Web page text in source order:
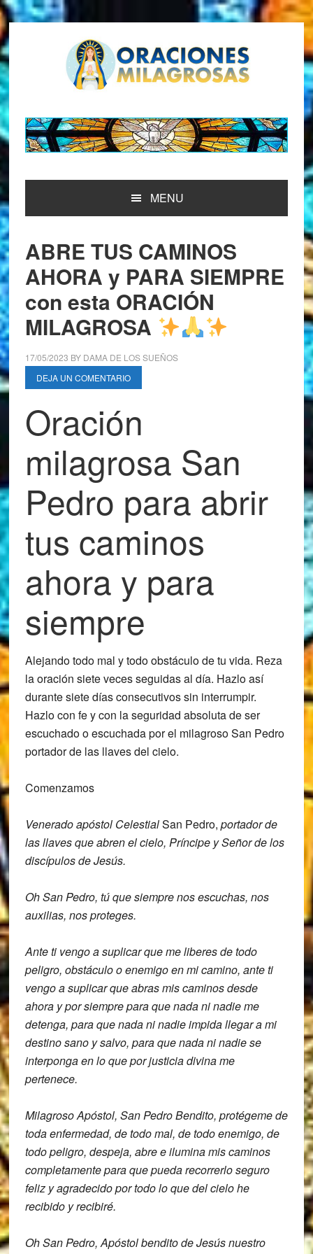
Saltar
a
la
navegación
principal
Saltar
al
contenido
principal
Saltar
a
la
barra
lateral
principal
Saltar
al
pie
de
página
MENU
ABRE TUS CAMINOS
AHORA y PARA SIEMPRE
con esta ORACIÓN
MILAGROSA
17/05/2023 BY DAMA DE LOS SUEÑOS
DEJA UN COMENTARIO
Oración
milagrosa San
Pedro para abrir
tus caminos
ahora y para
siempre
Alejando todo mal y todo obstáculo de tu vida. Reza
la oración siete veces seguidas al día. Hazlo así
durantesiete díasconsecutivos sin interrumpir.
Hazlo con fe y con la seguridad absoluta de ser
escuchado o escuchada por el milagroso San Pedro
portador de las llaves del cielo.
Comenzamos
Venerado apóstol CelestialSan Pedro, portador de
las llaves que abren elcielo, Príncipe y Señor de los
discípulos de Jesús.
Oh San Pedro, tú que siempre nos escuchas, nos
auxilias, nos proteges.
Ante ti vengo a suplicar que me liberes de todo
peligro, obstáculo o enemigo en mi camino, ante ti
vengo a suplicar que abras miscaminos desde
ahora y por siempre paraque nada ni nadie me
detenga, para quenada ni nadie impida llegar a mi
destinosano y salvo, para que nada ni nadie se
interponga enlo que por justicia divina me
pertenece.
Milagroso Apóstol, San Pedro Bendito, protégeme de
toda enfermedad, de todo mal, de todo enemigo, de
todo peligro, despeja, abre e ilumina mis caminos
completamentepara que pueda recorrerlo seguro
feliz yagradecido por todo lo que del cielo he
recibido y recibiré.
Oh San Pedro, Apóstol bendito de Jesúsnuestro